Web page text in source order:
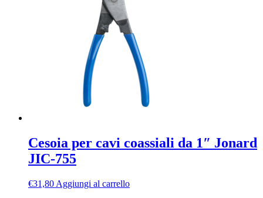
Cesoia per cavi coassiali da 1″ Jonard
JIC-755
€31,80 Aggiungi al carrello